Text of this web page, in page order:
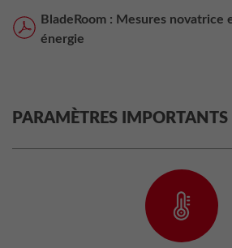
BladeRoom : Mesures novatrice
énergie
PARAMÈTRES IMPORTANTS